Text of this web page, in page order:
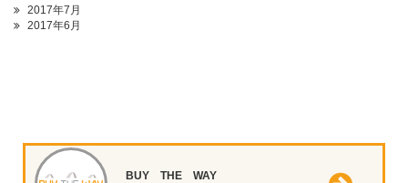
2017年7月
2017年6月
BUY THE WAY